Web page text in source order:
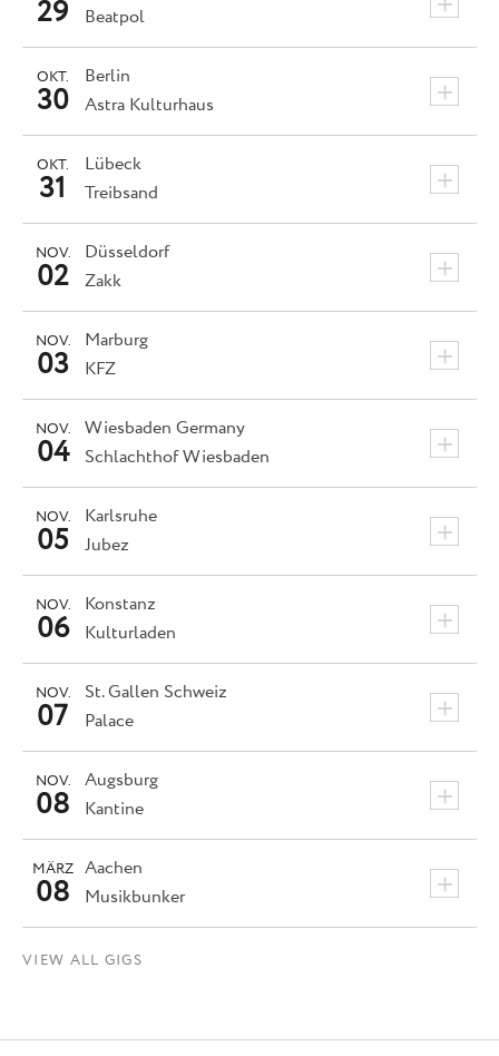
29 Beatpol
Berlin +
OKT.
30 Astra Kulturhaus
Lübeck +
OKT.
31 Treibsand
Düsseldorf +
NOV.
02 Zakk
Marburg +
NOV.
03 KFZ
Wiesbaden Germany +
NOV.
04 Schlachthof Wiesbaden
Karlsruhe +
NOV.
05 Jubez
Konstanz +
NOV.
06 Kulturladen
St. Gallen Schweiz +
NOV.
07 Palace
Augsburg +
NOV.
08 Kantine
Aachen +
MÄRZ
08 Musikbunker
VIEW ALL GIGS